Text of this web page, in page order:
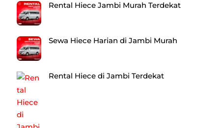
Rental Hiece Jambi Murah Terdekat
Sewa Hiece Harian di Jambi Murah
Rental Hiece di Jambi Terdekat